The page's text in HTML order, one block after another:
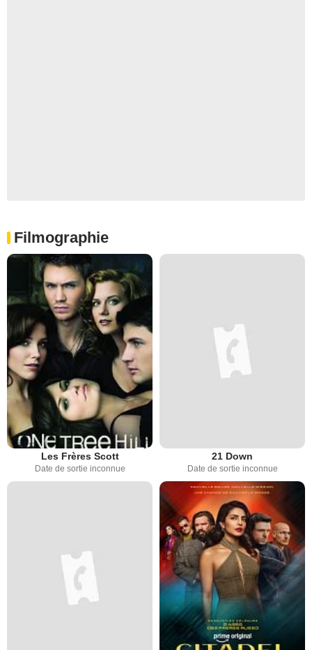
Filmographie
Les Frères Scott
Date de sortie inconnue
21 Down
Date de sortie inconnue